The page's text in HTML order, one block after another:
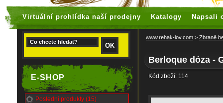
Virtuální prohlídka naší prodejny Katalogy Napsali
E-SHOP
Poslední produkty (15)
www.rehak-lov.com > Zbraně
Berloque dóza -
Kód zboží: 114